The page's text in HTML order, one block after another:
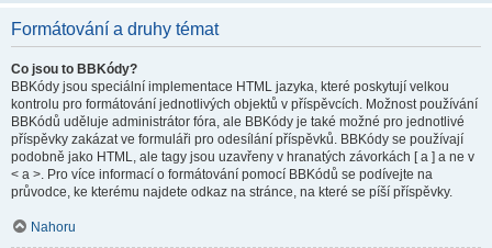
Formátování a druhy témat
Co jsou to BBKódy?
BBKódy jsou speciální implementace HTML jazyka, které poskytují velkou
kontrolu pro formátování jednotlivých objektů v příspěvcích. Možnost používání
BBKódů uděluje administrátor fóra, ale BBKódy je také možné pro jednotlivé
příspěvky zakázat ve formuláři pro odesílání příspěvků. BBKódy se používají
podobně jako HTML, ale tagy jsou uzavřeny v hranatých závorkách [ a ] a ne v
< a >. Pro více informací o formátování pomocí BBKódů se podívejte na
průvodce, ke kterému najdete odkaz na stránce, na které se píší příspěvky.
Nahoru